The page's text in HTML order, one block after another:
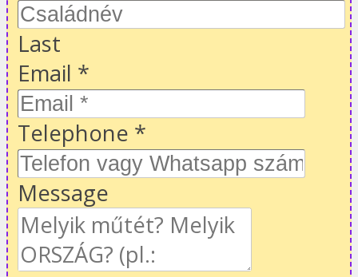
Last
Email *
Telephone *
Message